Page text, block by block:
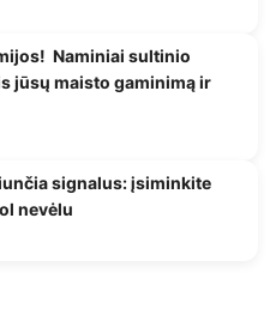
Naminiai sultinio
jūsų maisto gaminimą ir
signalus: įsiminkite
nevėlu